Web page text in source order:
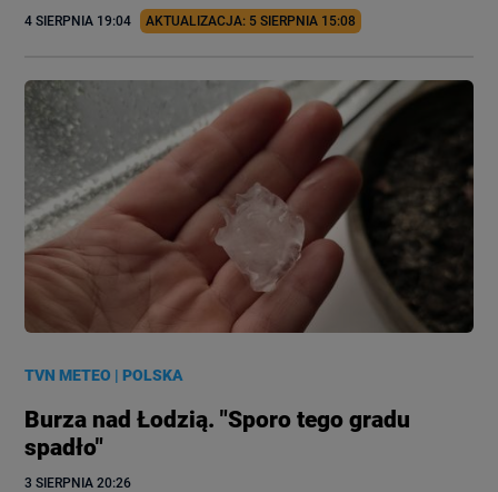
4 SIERPNIA 19:04 AKTUALIZACJA: 5 SIERPNIA 15:08
TVN METEO |POLSKA
Burza nad Łodzią. "Sporo tego gradu
spadło"
3 SIERPNIA 20:26